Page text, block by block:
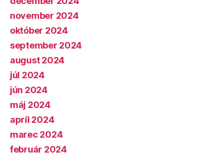
november 2024
október 2024
september 2024
august 2024
júl 2024
jún 2024
máj 2024
apríl 2024
marec 2024
február 2024